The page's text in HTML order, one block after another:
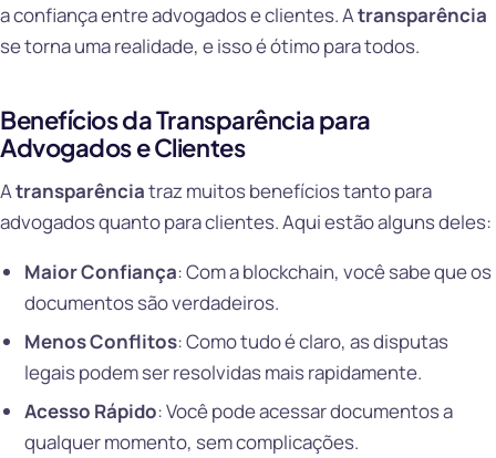
a confiança entre advogados e clientes. Atransparência
se torna uma realidade, e isso é ótimo para todos.
Benefícios da Transparência para
Advogados e Clientes
Atransparênciatraz muitos benefícios tanto para
advogados quanto para clientes. Aqui estão alguns deles:
Maior Confiança: Com a blockchain, você sabe que os
documentos são verdadeiros.
Menos Conflitos: Como tudo é claro, as disputas
legais podem ser resolvidas mais rapidamente.
Acesso Rápido: Você pode acessar documentos a
qualquer momento, sem complicações.